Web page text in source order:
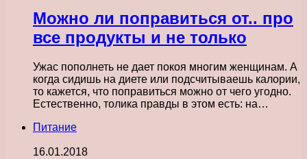
Можно ли поправиться от.. про
все продукты и не только
Ужас пополнеть не дает покоя многим женщинам. А
когда сидишь на диете или подсчитываешь калории,
то кажется, что поправиться можно от чего угодно.
Естественно, толика правды в этом есть: на…
Питание
16.01.2018